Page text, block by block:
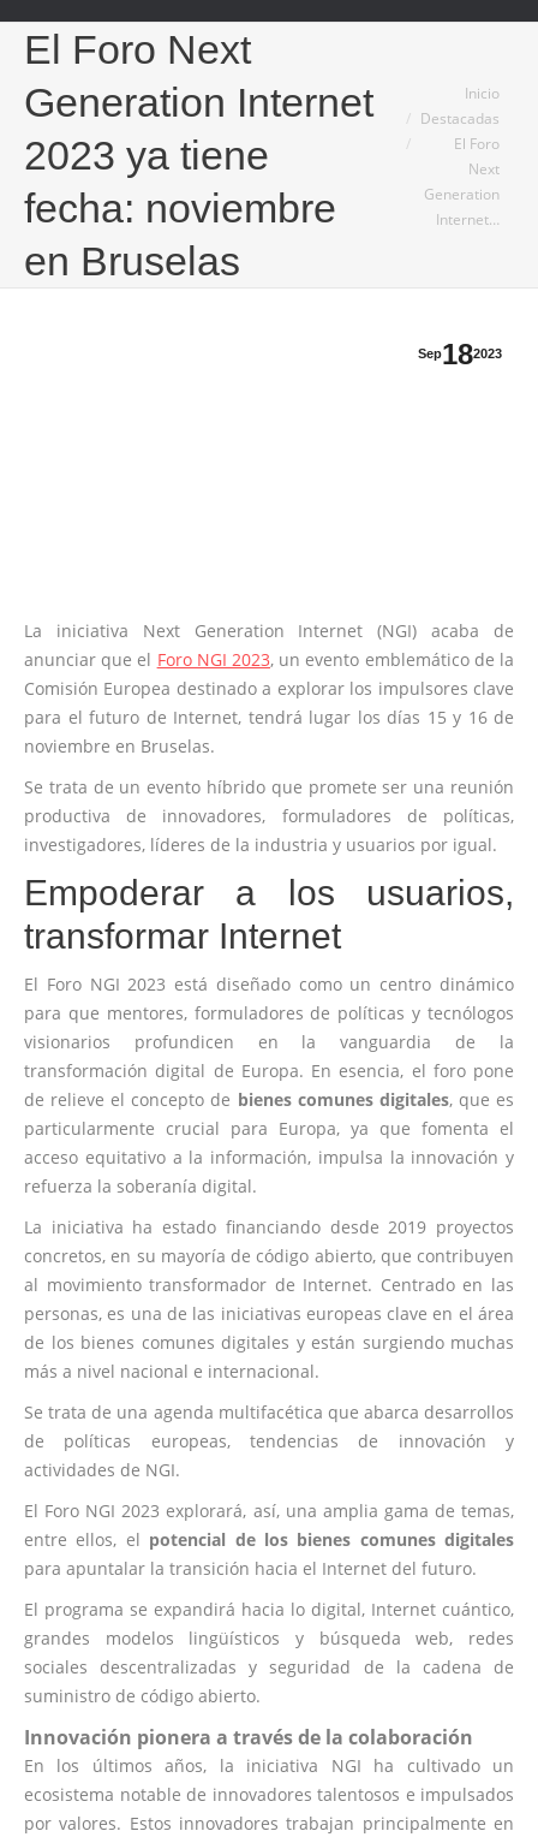
El Foro Next
Generation Internet
2023 ya tiene
fecha: noviembre
en Bruselas
Estás aquí:Inicio
Destacadas
El Foro
Next
Generation
Internet…
Sep182023
La iniciativa Next Generation Internet (NGI) acaba de
anunciar que el Foro NGI 2023, un evento emblemático de la
Comisión Europea destinado a explorar los impulsores clave
para el futuro de Internet, tendrá lugar los días 15 y 16 de
noviembre en Bruselas.
Se trata de un evento híbrido que promete ser una reunión
productiva de innovadores, formuladores de políticas,
investigadores, líderes de la industria y usuarios por igual.
Empoderar a los usuarios,
transformar Internet
El Foro NGI 2023 está diseñado como un centro dinámico
para que mentores, formuladores de políticas y tecnólogos
visionarios profundicen en la vanguardia de la
transformación digital de Europa. En esencia, el foro pone
de relieve el concepto de bienes comunes digitales, que es
particularmente crucial para Europa, ya que fomenta el
acceso equitativo a la información, impulsa la innovación y
refuerza la soberanía digital.
La iniciativa ha estado financiando desde 2019 proyectos
concretos, en su mayoría de código abierto, que contribuyen
al movimiento transformador de Internet. Centrado en las
personas, es una de las iniciativas europeas clave en el área
de los bienes comunes digitales y están surgiendo muchas
más a nivel nacional e internacional.
Se trata de una agenda multifacética que abarca desarrollos
de políticas europeas, tendencias de innovación y
actividades de NGI.
El Foro NGI 2023 explorará, así, una amplia gama de temas,
entre ellos, el potencial de los bienes comunes digitales
para apuntalar la transición hacia el Internet del futuro.
El programa se expandirá hacia lo digital, Internet cuántico,
grandes modelos lingüísticos y búsqueda web, redes
sociales descentralizadas y seguridad de la cadena de
suministro de código abierto.
Innovación pionera a través de la colaboración
En los últimos años, la iniciativa NGI ha cultivado un
ecosistema notable de innovadores talentosos e impulsados
​​por valores. Estos innovadores trabajan principalmente en